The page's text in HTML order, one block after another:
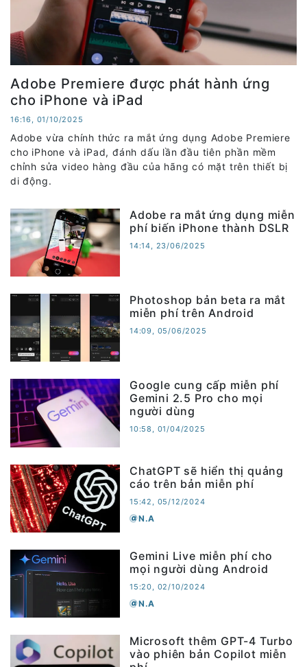
Adobe Premiere được phát hành ứng
cho iPhone và iPad
16:16, 01/10/2025
Adobe vừa chính thức ra mắt ứng dụng Adobe Premiere
cho iPhone và iPad, đánh dấu lần đầu tiên phần mềm
chỉnh sửa video hàng đầu của hãng có mặt trên thiết bị
di động.
Adobe ra mắt ứng dụng miễn
phí biến iPhone thành DSLR
14:14, 23/06/2025
Photoshop bản beta ra mắt
miễn phí trên Android
14:09, 05/06/2025
Google cung cấp miễn phí
Gemini 2.5 Pro cho mọi
người dùng
10:58, 01/04/2025
ChatGPT sẽ hiển thị quảng
cáo trên bản miễn phí
15:42, 05/12/2024
N.A
Gemini Live miễn phí cho
mọi người dùng Android
15:20, 02/10/2024
N.A
Microsoft thêm GPT-4 Turbo
vào phiên bản Copilot miễn